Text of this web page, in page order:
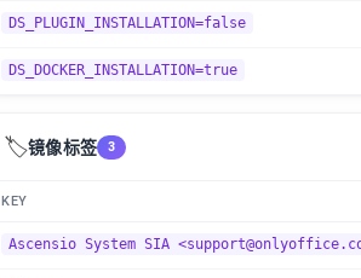
DS_PLUGIN_INSTALLATION=false
DS_DOCKER_INSTALLATION=true
🏷️镜像标签 3
KEY
Ascensio System SIA